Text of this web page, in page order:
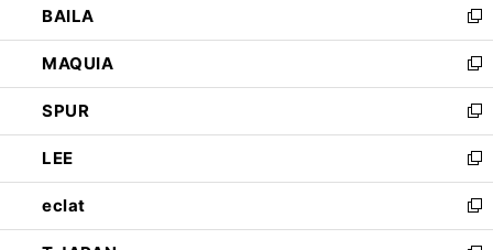
く
ィ
ン
ド
ウ
で
開
く
い
ウ
ィ
ン
ド
ウ
で
開
く
BAILA
新
し
い
ウ
ィ
ン
ド
ウ
で
開
MAQUIA
新
し
い
ウ
ィ
ン
ド
ウ
SPUR
新
し
い
ウ
ィ
ン
LEE
新
し
い
ウ
eclat
新
し